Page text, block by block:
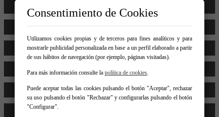
VIVIENDAS EN VENTA BARATAS
ALQUILER DE PISOS ACCESIBLES EN MOAÑA
CASAS Y CHALETS A LA VENTA CERCA DE LA PLAYA
ALQUILER DE LOCALES COMERCIALES EN CANGAS
Consentimiento de Cookies
Utilizamos cookies propias y de terceros para fines analíticos y para
mostrarle publicidad personalizada en base a un perfil elaborado a partir
de sus hábitos de navegación (por ejemplo, páginas visitadas).
Para más información consulte la política de cookies.
Puede aceptar todas las cookies pulsando el botón "Aceptar", rechazar
su uso pulsando el botón "Rechazar" y configurarlas pulsando el botón
"Configurar".